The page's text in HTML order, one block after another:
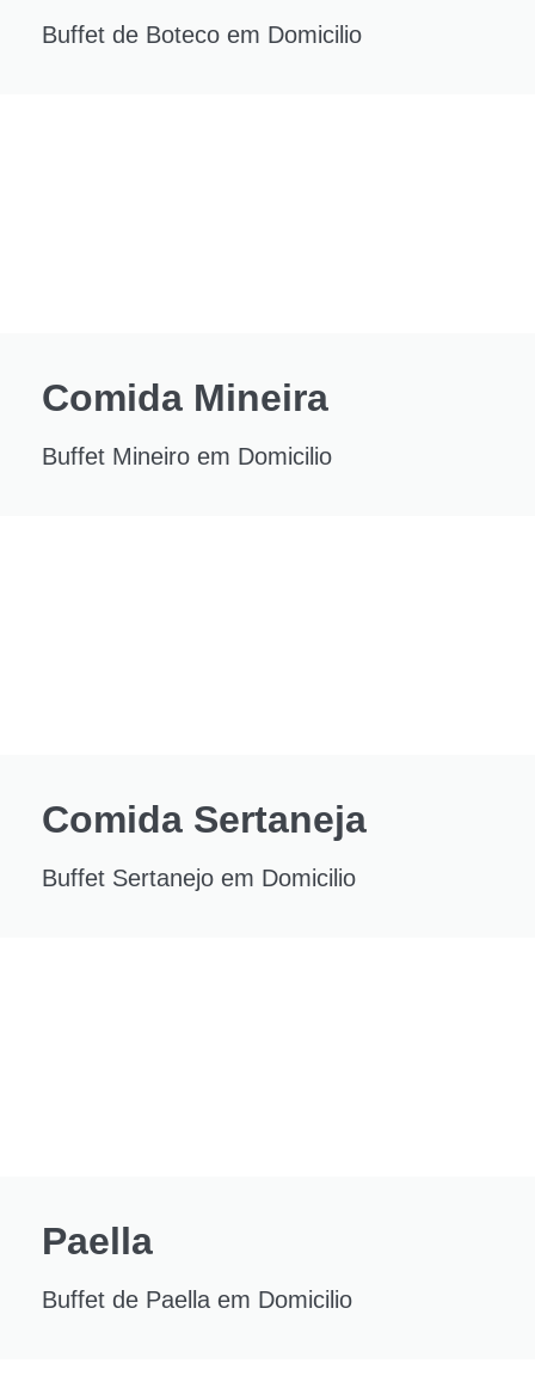
Buffet de Boteco em Domicilio
Comida Mineira
Buffet Mineiro em Domicilio
Comida Sertaneja
Buffet Sertanejo em Domicilio
Paella
Buffet de Paella em Domicilio